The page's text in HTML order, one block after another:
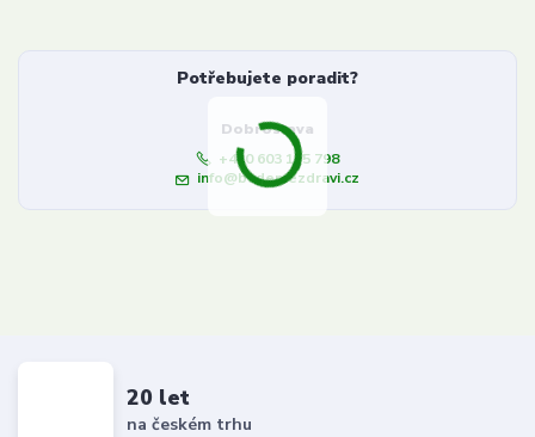
Potřebujete poradit?
Dobroslava
+420 603 155 798
info@budemezdravi.cz
20 let
na českém trhu